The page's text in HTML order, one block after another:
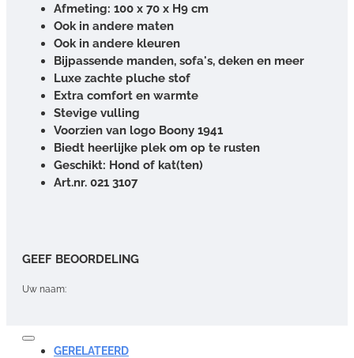
Afmeting: 100 x 70 x H9 cm
Ook in andere maten
Ook in andere kleuren
Bijpassende manden, sofa's, deken en meer
Luxe zachte pluche stof
Extra comfort en warmte
Stevige vulling
Voorzien van logo Boony 1941
Biedt heerlijke plek om op te rusten
Geschikt: Hond of kat(ten)
Art.nr. 021 3107
GEEF BEOORDELING
Uw naam:
Opmerking:
GERELATEERD